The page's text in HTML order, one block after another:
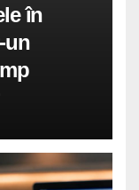
în
un